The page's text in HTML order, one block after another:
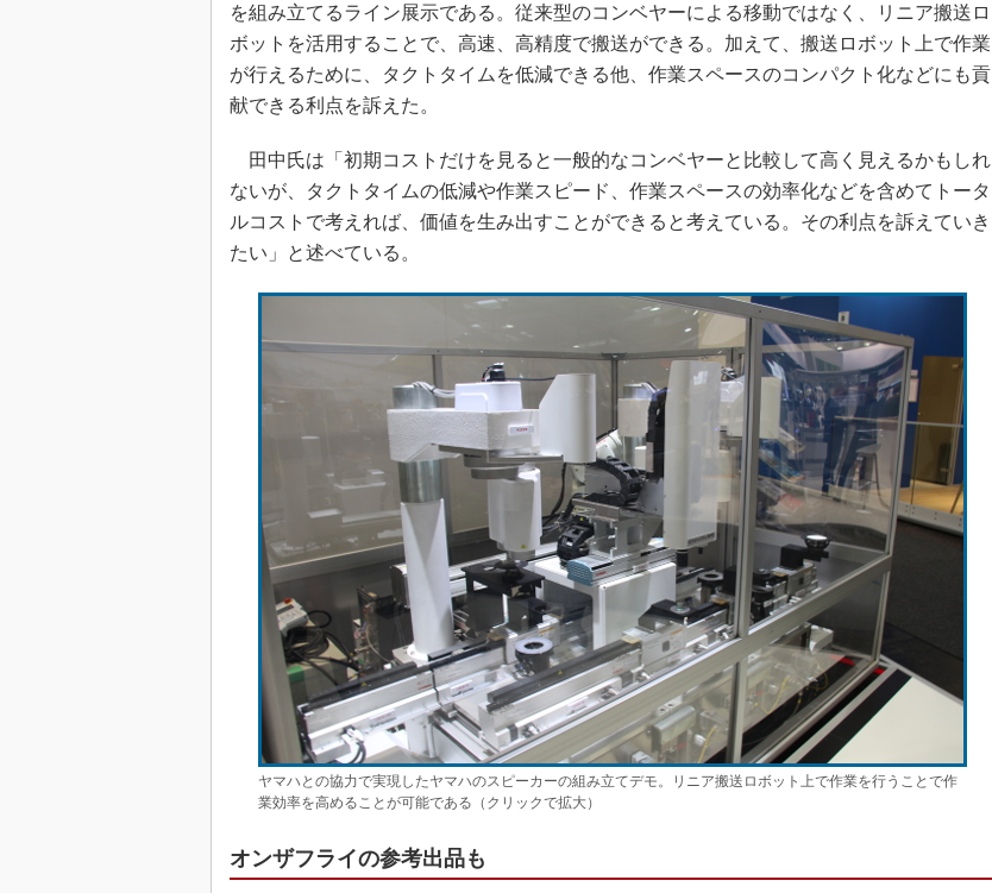
を組み立てるライン展示である。従来型のコンベヤーによる移動ではなく、リニア搬送ロ
ボットを活用することで、高速、高精度で搬送ができる。加えて、搬送ロボット上で作業
が行えるために、タクトタイムを低減できる他、作業スペースのコンパクト化などにも貢
献できる利点を訴えた。
田中氏は「初期コストだけを見ると一般的なコンベヤーと比較して高く見えるかもしれ
ないが、タクトタイムの低減や作業スピード、作業スペースの効率化などを含めてトータ
ルコストで考えれば、価値を生み出すことができると考えている。その利点を訴えていき
たい」と述べている。
ヤマハとの協力で実現したヤマハのスピーカーの組み立てデモ。リニア搬送ロボット上で作業を行うことで作
業効率を高めることが可能である（クリックで拡大）
オンザフライの参考出品も